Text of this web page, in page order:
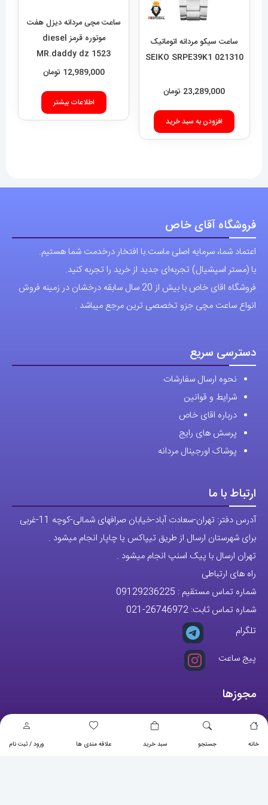
خانه جستجو سبد خرید علاقه مندی ها ورود / ثبت نام
ساعت سیکو مردانه اتوماتیک
021310 SEIKO SRPE39K1
23,289,000 تومان
افزودن به سبد خرید
12,989,000 تومان
اطلاعات بیشتر
فروشگاه آقای خاص
اعتماد شما، سرمایه اصلی ماست.با افتخار درخدمت شما هستیم.
با (مستر اسپشیال) تجربه‌ای جدید از خرید را تجربه کنید.
فروشگاه اقای خاص با بیش از 20 سال سابقه درخشان در زمینه فروش
انواع ساعت مچی جزو تخصصی ترین مرجع میباشد .
دسترسی سریع
نحوه ارسال سفارشات
شرایط و قوانین
درباره اقای خاص
پرسش های رایج
پوشاک اورجینال مردانه
ارتباط با ما
آدرس دفتر: تهران-سعادت آباد-خیابان صرافهای شمالی-کوچه 11-غربی
برای شهرستان ارسال از طریق تیپاکس یا چاپار انجام میشود .
تهران ارسال با پیک اسنپ انجام میشود .
راه های ارتباطی
شماره تماس مستقیم : 09129236225
شماره تماس ثابت: 26746972
-021
تلگرام
پیج ساعت
مجوزها